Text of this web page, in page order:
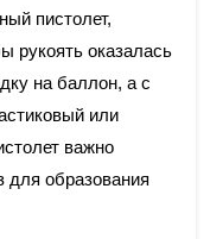
пистолет,
рукоять оказалась
на баллон, а с
или
важно
для образования